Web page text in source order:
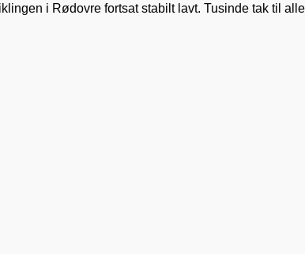
i Rødovre fortsat stabilt lavt. Tusinde tak til